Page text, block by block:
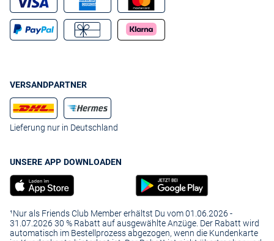
VERSANDPARTNER
Lieferung nur in Deutschland
UNSERE APP DOWNLOADEN
¹Nur als Friends Club Member erhältst Du vom 01.06.2026 -
31.07.2026 30 % Rabatt auf ausgewählte Anzüge. Der Rabatt wird
automatisch im Bestellprozess abgezogen, wenn die Kundenkarte